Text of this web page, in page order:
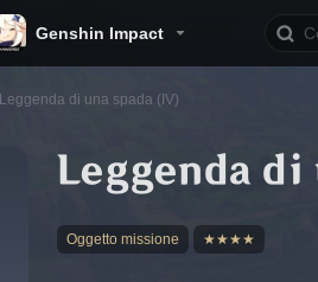
Genshin Impact
Leggenda di una spada (IV)
Leggenda di
Oggetto missione ★★★★